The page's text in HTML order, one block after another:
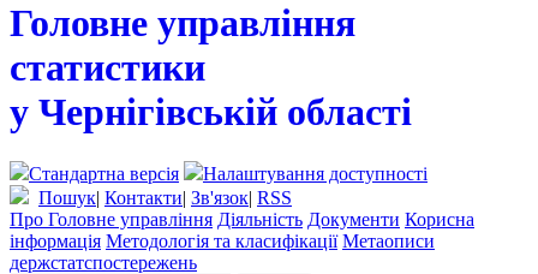
Головне управління
статистики
у Чернігівській області
Стандартна версія
Налаштування доступності
Пошук| Контакти| Зв'язок| RSS
Про Головне управління Діяльність Документи Корисна
інформація Методологія та класифікації Метаописи
держстатспостережень